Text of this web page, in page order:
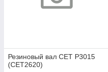
Резиновый вал CET P3015
(CET2620)